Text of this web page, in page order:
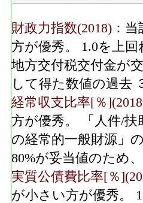
財政力指数(2018) ：
方が優秀。 1.0を上
地方交付税交付金が
して得た数値の過去
経常収支比率[％
方が優秀。 「人件/
の経常的一般財源」
80%が妥当値のため
実質公債費比率[％
が小さい方が優秀。